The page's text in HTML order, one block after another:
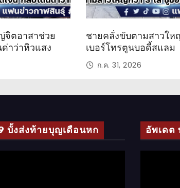
จิตอาสาช่วย
าว่าหิวแสง
ชายคลั่งขับตามสาวให
เบอร์โทรตูนบอดี้สแลม
ก.ค. 31, 2026
บั้งส่งท้ายบุญเดือนหก อัพเดต